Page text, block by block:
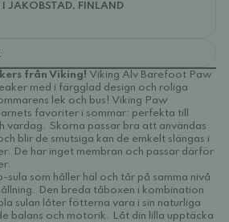
JAKOBSTAD, FINLAND
från Viking! Viking Alv Barefoot Paw
med i färgglad design och roliga
lek och bus! Viking Paw
favoriter i sommar: perfekta till
vardag. Skorna passar bra att användas
blir de smutsiga kan de emkelt slängas i
De har inget membran och passar därför
sula som håller häl och tår på samma nivå
Den breda tåboxen i kombination
sulan låter fötterna vara i sin naturliga
balans och motorik. Låt din lilla upptäcka